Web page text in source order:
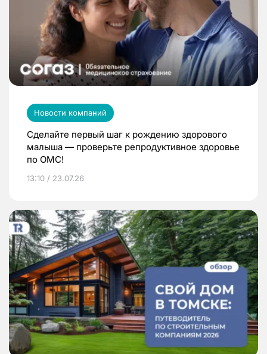
Новости компаний
Сделайте первый шаг к рождению здорового
малыша — проверьте репродуктивное здоровье
по ОМС!
13:10 / 23.07.26